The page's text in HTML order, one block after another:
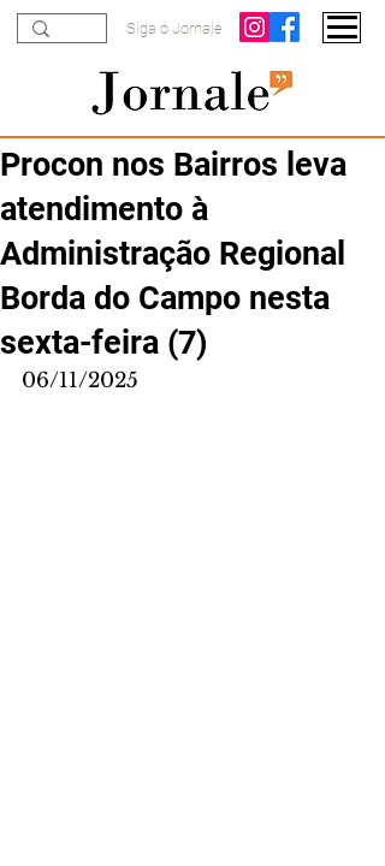
Siga o Jornale
Procon nos Bairros leva
atendimento à
Administração Regional
Borda do Campo nesta
sexta-feira (7)
06/11/2025